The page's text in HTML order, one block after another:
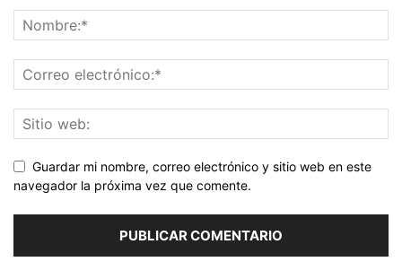
Guardar mi nombre, correo electrónico y sitio web en este
navegador la próxima vez que comente.